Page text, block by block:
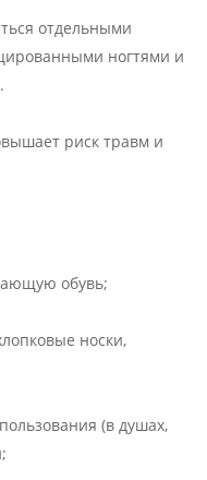
отдельными
ногтями и
риск травм и
обувь;
носки,
(в душах,